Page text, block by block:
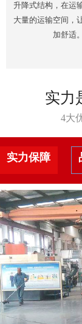
升降式结构，在运
大量的运输空间，
加舒适。
实力
4大
实力保障